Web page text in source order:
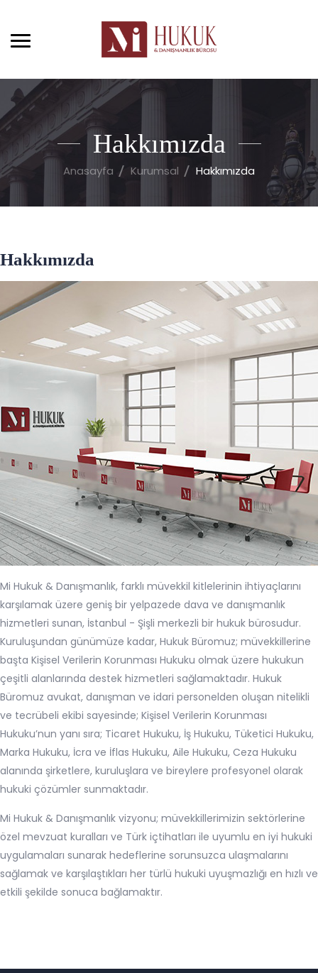
Hakkımızda
Anasayfa Kurumsal Hakkımızda
Hakkımızda
Mi Hukuk & Danışmanlık, farklı müvekkil kitlelerinin ihtiyaçlarını
karşılamak üzere geniş bir yelpazede dava ve danışmanlık
hizmetleri sunan, İstanbul - Şişli merkezli bir hukuk bürosudur.
Kuruluşundan günümüze kadar, Hukuk Büromuz; müvekkillerine
başta Kişisel Verilerin Korunması Hukuku olmak üzere hukukun
çeşitli alanlarında destek hizmetleri sağlamaktadır. Hukuk
Büromuz avukat, danışman ve idari personelden oluşan nitelikli
ve tecrübeli ekibi sayesinde; Kişisel Verilerin Korunması
Hukuku’nun yanı sıra; Ticaret Hukuku, İş Hukuku, Tüketici Hukuku,
Marka Hukuku, İcra ve İflas Hukuku, Aile Hukuku, Ceza Hukuku
alanında şirketlere, kuruluşlara ve bireylere profesyonel olarak
hukuki çözümler sunmaktadır.
Mi Hukuk & Danışmanlık vizyonu; müvekkillerimizin sektörlerine
özel mevzuat kuralları ve Türk içtihatları ile uyumlu en iyi hukuki
uygulamaları sunarak hedeflerine sorunsuzca ulaşmalarını
sağlamak ve karşılaştıkları her türlü hukuki uyuşmazlığı en hızlı ve
etkili şekilde sonuca bağlamaktır.